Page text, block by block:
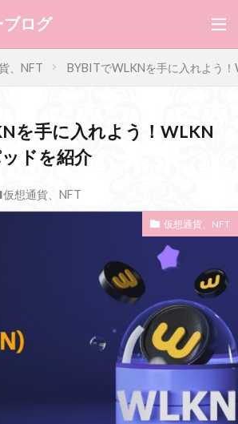
ログ
、NFT BYBITでWLKNを手に入れよう
を手に入れよう！WLKN
ドを紹介
仮想通貨、NFT
仮想通貨、NFT